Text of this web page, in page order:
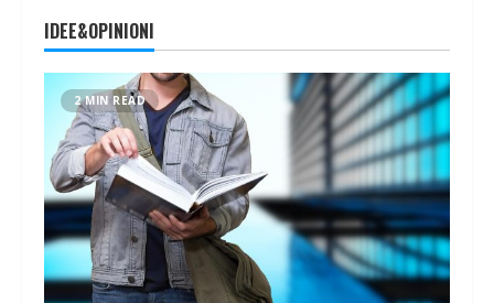
IDEE&OPINIONI
2 MIN READ